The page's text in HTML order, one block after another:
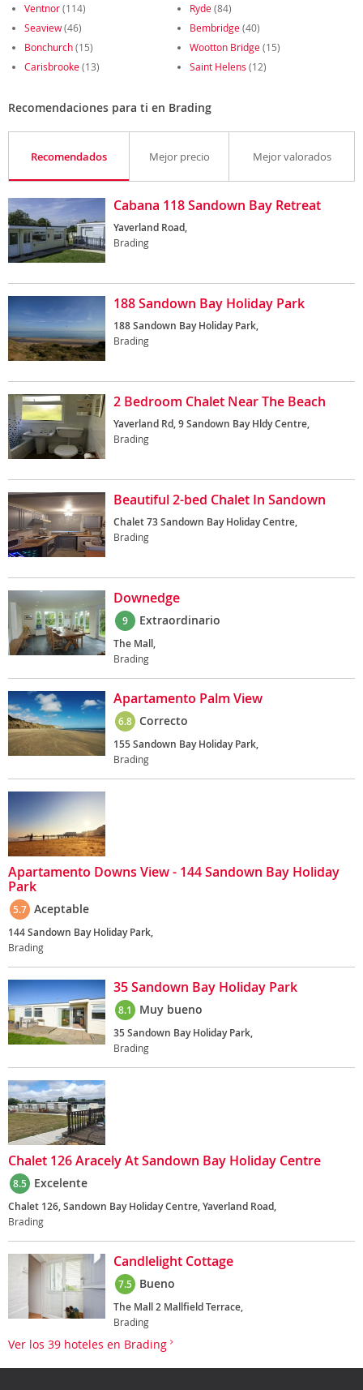
Ventnor(114) Ryde(84)
Seaview(46) Bembridge(40)
Bonchurch(15) Wootton Bridge(15)
Carisbrooke(13) Saint Helens (12)
Recomendaciones para ti en Brading
Recomendados Mejor precio Mejor valorados
Cabana 118 Sandown Bay Retreat
Yaverland Road,
Brading
188 Sandown Bay Holiday Park
188 Sandown Bay Holiday Park,
Brading
2 Bedroom Chalet Near The Beach
Yaverland Rd, 9 Sandown Bay Hldy Centre,
Brading
Beautiful 2-bed Chalet In Sandown
Chalet 73 Sandown Bay Holiday Centre,
Brading
Downedge
9 Extraordinario
The Mall,
Brading
Apartamento Palm View
6.8 Correcto
155 Sandown Bay Holiday Park,
Brading
Apartamento Downs View - 144 Sandown Bay Holiday
Park
5.7 Aceptable
144 Sandown Bay Holiday Park,
Brading
35 Sandown Bay Holiday Park
8.1 Muy bueno
35 Sandown Bay Holiday Park,
Brading
Chalet 126 Aracely At Sandown Bay Holiday Centre
8.5 Excelente
Chalet 126, Sandown Bay Holiday Centre, Yaverland Road,
Brading
Candlelight Cottage
7.5 Bueno
The Mall 2 Mallfield Terrace,
Brading
Ver los 39 hoteles en Brading